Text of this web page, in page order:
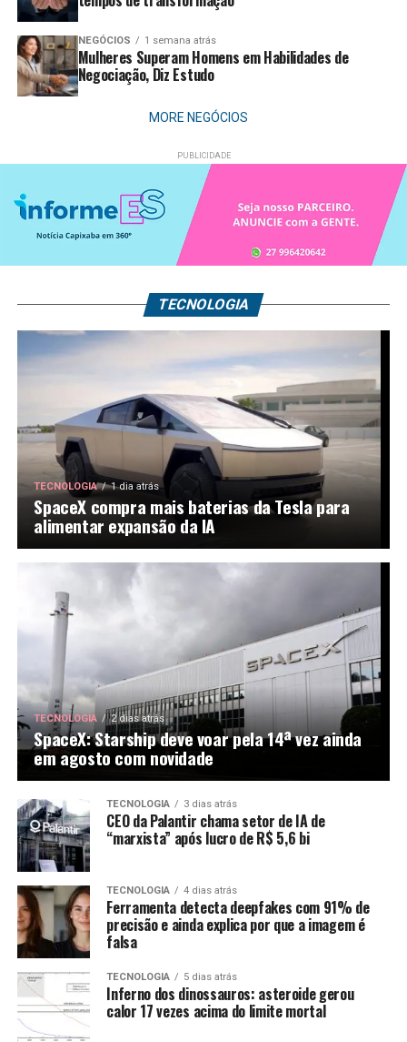
NEGÓCIOS 1 semana atrás
Mulheres Superam Homens em Habilidades de
Negociação, Diz Estudo
MORE NEGÓCIOS
TECNOLOGIA
TECNOLOGIA 1 dia atrás
SpaceX compra mais baterias da Tesla para
alimentar expansão da IA
TECNOLOGIA 2 dias atrás
SpaceX: Starship deve voar pela 14ª vez ainda
em agosto com novidade
TECNOLOGIA 3 dias atrás
CEO da Palantir chama setor de IA de
“marxista” após lucro de R$ 5,6 bi
TECNOLOGIA 4 dias atrás
Ferramenta detecta deepfakes com 91% de
precisão e ainda explica por que a imagem é
falsa
TECNOLOGIA 5 dias atrás
Inferno dos dinossauros: asteroide gerou
calor 17 vezes acima do limite mortal